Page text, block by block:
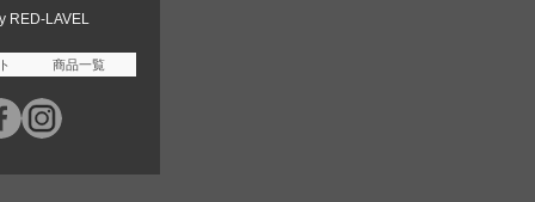
RED-LAVEL
商品一覧